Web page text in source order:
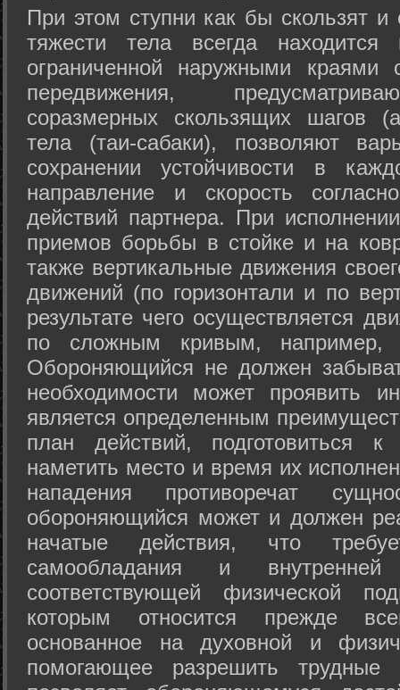
При этом ступни как бы скользят
тяжести тела всегда
ограниченной наружными краями
передвижения,
соразмерных скользящих шагов
тела (таи-сабаки), позволяют
сохранении устойчивости в
направление и скорость
действий партнера. При
приемов борьбы в стойке и на
также вертикальные движения
движений (по горизонтали и по
результате чего осуществляется
по сложным кривым, например,
Обороняющийся не должен
необходимости может проявить
является определенным
план действий, подготовиться
наметить место и время их
нападения противоречат
обороняющийся может и должен
начатые действия, что
самообладания и
соответствующей физической
которым относится прежде
основанное на духовной и
помогающее разрешить